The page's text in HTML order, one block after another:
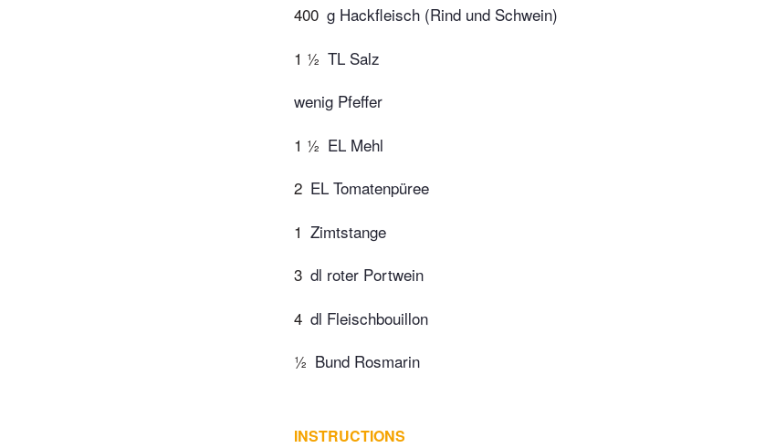
400 g Hackfleisch (Rind und Schwein)
1 ½ TL Salz
wenig Pfeffer
1 ½ EL Mehl
2 EL Tomatenpüree
1 Zimtstange
3 dl roter Portwein
4 dl Fleischbouillon
½ Bund Rosmarin
INSTRUCTIONS